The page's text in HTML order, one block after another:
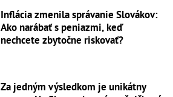
Inflácia zmenila správanie Slovákov:
Ako narábať s peniazmi, keď
nechcete zbytočne riskovať?
Za jedným výsledkom je unikátny